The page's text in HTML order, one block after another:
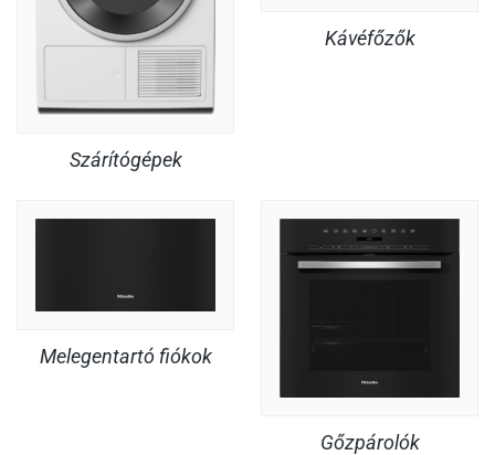
Szárítógépek
Kávéfőzők
Melegentartó fiókok
Gőzpárolók